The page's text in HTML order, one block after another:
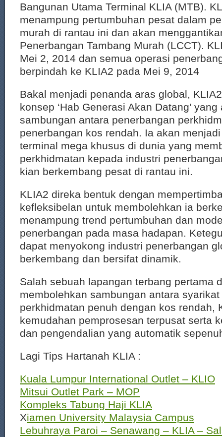
Bangunan Utama Terminal KLIA (MTB).
menampung pertumbuhan pesat dalam
murah di rantau ini dan akan
Penerbangan Tambang Murah (LCCT).
Mei 2, 2014 dan semua operasi
berpindah ke KLIA2 pada Mei 9, 2014
Bakal menjadi penanda aras global,
konsep ‘Hab Generasi Akan Datang’
sambungan antara penerbangan
penerbangan kos rendah. Ia akan
terminal mega khusus di dunia yang
perkhidmatan kepada industri
kian berkembang pesat di rantau ini.
KLIA2 direka bentuk dengan
kefleksibelan untuk membolehkan ia
menampung trend pertumbuhan dan
penerbangan pada masa hadapan.
dapat menyokong industri penerbangan
berkembang dan bersifat dinamik.
Salah sebuah lapangan terbang pertama
membolehkan sambungan antara
perkhidmatan penuh dengan kos rendah,
kemudahan pemprosesan terpusat serta
dan pengendalian yang automatik
Lagi Tips Hartanah KLIA :
Kuala Lumpur International Outlet – KLIO
Mitsui Outlet Park – MOP
Kompleks Tabung Haji KLIA
Xiamen University Malaysia Campus
Lebuhraya Paroi – Senawang – KLIA –